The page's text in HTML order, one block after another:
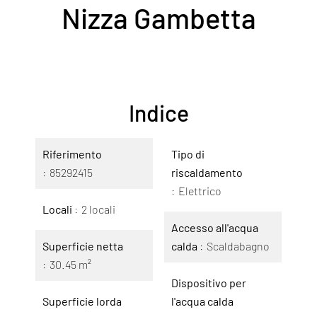
Nizza Gambetta
Indice
Riferimento
85292415
Locali 2 locali
Superficie netta
30.45 m²
Superficie lorda
Tipo di
riscaldamento
Elettrico
Accesso all'acqua
calda
Scaldabagno
Dispositivo per
l'acqua calda